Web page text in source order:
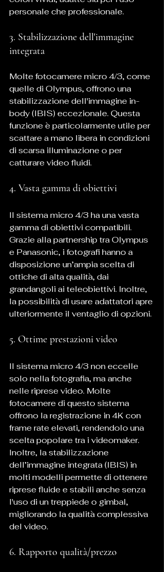
personale che professionale.
3. Stabilizzazione dell'immagine
integrata
Molte fotocamere micro 4/3, come
quelle di Olympus, offrono una
stabilizzazione dell'immagine in-
body (IBIS) eccezionale. Questa
funzione è particolarmente utile per
scattare a mano libera in condizioni
di scarsa illuminazione o per
catturare video fluidi.
4. Vasta gamma di obiettivi
Il sistema micro 4/3 ha una vasta
gamma di obiettivi compatibili.
Grazie alla partnership tra Olympus
e Panasonic, i fotografi hanno a
disposizione un’ampia scelta di
ottiche di alta qualità, dai
grandangoli ai teleobiettivi. Inoltre,
la possibilità di usare adattatori apre
ulteriormente il ventaglio di opzioni.
5. Ottime prestazioni video
Il sistema micro 4/3 non eccelle
solo nella fotografia, ma anche
nelle riprese video. Molte
fotocamere di questo sistema
offrono la registrazione in 4K con
frame rate elevati, rendendolo una
scelta popolare tra i videomaker.
Inoltre, la stabilizzazione
dell’immagine integrata (IBIS) in
molti modelli permette di ottenere
riprese fluide e stabili anche senza
l'uso di un treppiede o gimbal,
migliorando la qualità complessiva
del video.
6. Rapporto qualità/prezzo